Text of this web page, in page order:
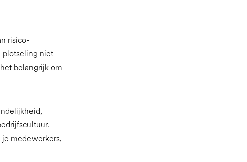
risico-
plotseling niet
belangrijk om
medewerkers,